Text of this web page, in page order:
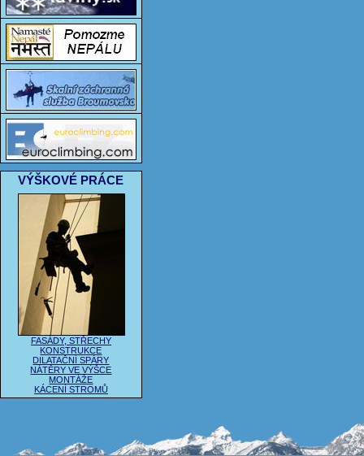
VÝŠKOVÉ PRÁCE
FASÁDY, STŘECHY
KONSTRUKCE
DILATAČNÍ SPÁRY
NÁTĚRY VE VÝŠCE
MONTÁŽE
KÁCENÍ STROMŮ